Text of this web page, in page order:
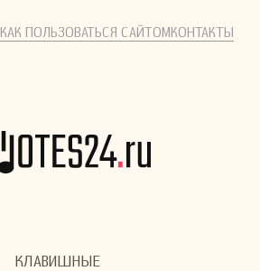
КАК ПОЛЬЗОВАТЬСЯ САЙТОМКОНТАКТЫ
КЛАВИШНЫЕ